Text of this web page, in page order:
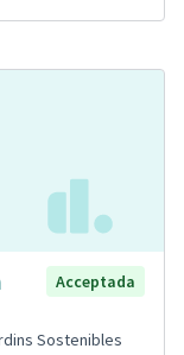
Acceptada
Sostenibles